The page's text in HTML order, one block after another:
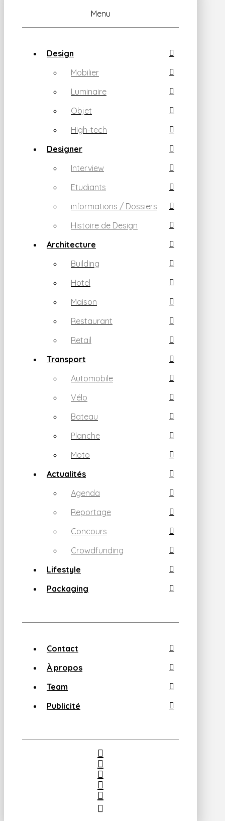
Menu
Design
Mobilier
Luminaire
Objet
High-tech
Designer
Interview
Etudiants
informations / Dossiers
Histoire de Design
Architecture
Building
Hotel
Maison
Restaurant
Retail
Transport
Automobile
Vélo
Bateau
Planche
Moto
Actualités
Agenda
Reportage
Concours
Crowdfunding
Lifestyle
Packaging
Contact
À propos
Team
Publicité